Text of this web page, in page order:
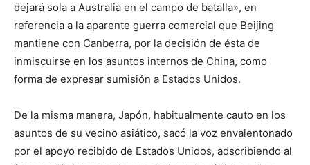
dejará sola a Australia en el campo de batalla», en
referencia a la aparente guerra comercial que Beijing
mantiene con Canberra, por la decisión de ésta de
inmiscuirse en los asuntos internos de China, como
forma de expresar sumisión a Estados Unidos.
De la misma manera, Japón, habitualmente cauto en los
asuntos de su vecino asiático, sacó la voz envalentonado
por el apoyo recibido de Estados Unidos, adscribiendo al